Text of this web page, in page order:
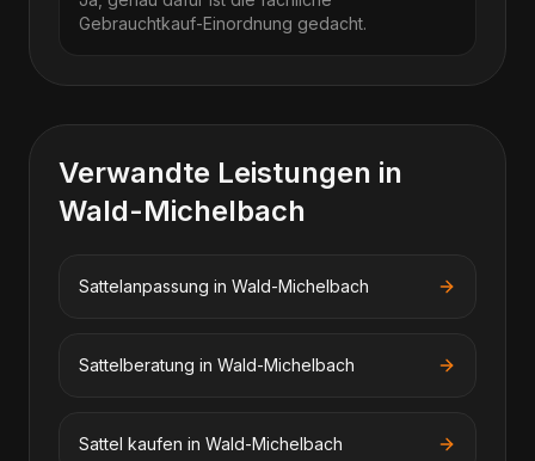
Gebrauchtkauf-Einordnung gedacht.
Verwandte Leistungen in
Wald-Michelbach
Sattelanpassung in Wald-Michelbach
Sattelberatung in Wald-Michelbach
Sattel kaufen in Wald-Michelbach